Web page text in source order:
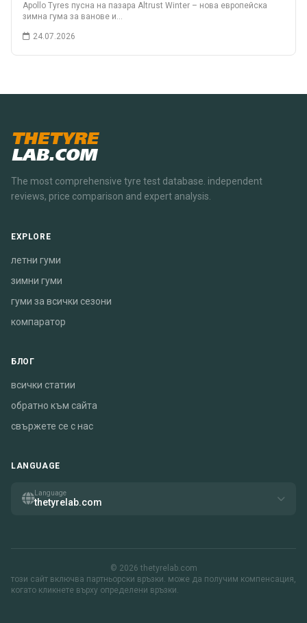
Apollo Tyres пусна на пазара Altrust Winter – нова европейска
зимна гума за ванове и…
24.07.2026
THETYRE
LAB.COM
The most comprehensive tyre test database. independent
reviews, price comparison and expert analysis.
EXPLORE
летни гуми
зимни гуми
гуми за всички сезони
компаратор
БЛОГ
всички статии
обратно към сайта
свържете се с нас
LANGUAGE
Language
thetyrelab.com
© 2026 thetyrelab.com
този сайт включва партньорски връзки. може да получим компенсация,
когато кликнете върху определени връзки.